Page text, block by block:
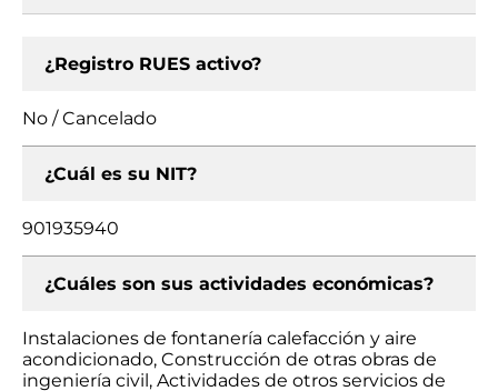
¿Registro RUES activo?
No / Cancelado
¿Cuál es su NIT?
901935940
¿Cuáles son sus actividades económicas?
Instalaciones de fontanería calefacción y aire
acondicionado, Construcción de otras obras de
ingeniería civil, Actividades de otros servicios de